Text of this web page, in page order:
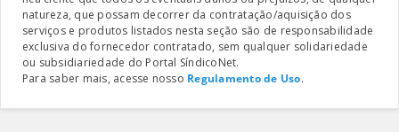
natureza, que possam decorrer da contratação/aquisição dos
serviços e produtos listados nesta seção são de responsabilidade
exclusiva do fornecedor contratado, sem qualquer solidariedade
ou subsidiariedade do Portal SíndicoNet.
Para saber mais, acesse nosso Regulamento de Uso.